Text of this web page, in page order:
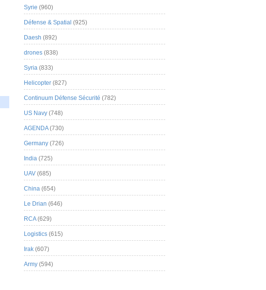
Syrie (960)
Défense & Spatial (925)
Daesh (892)
drones (838)
Syria (833)
Helicopter (827)
Continuum Défense Sécurité (782)
US Navy (748)
AGENDA(730)
Germany (726)
India (725)
UAV (685)
China (654)
Le Drian (646)
RCA(629)
Logistics (615)
Irak (607)
Army (594)